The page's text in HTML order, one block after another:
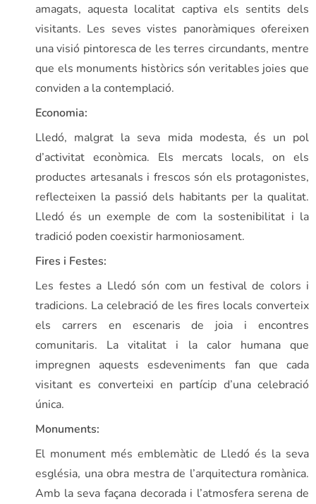
amagats, aquesta localitat captiva els sentits dels
visitants. Les seves vistes panoràmiques ofereixen
una visió pintoresca de les terres circundants, mentre
que els monuments històrics són veritables joies que
conviden a la contemplació.
Economia:
Lledó, malgrat la seva mida modesta, és un pol
d’activitat econòmica. Els mercats locals, on els
productes artesanals i frescos són els protagonistes,
reflecteixen la passió dels habitants per la qualitat.
Lledó és un exemple de com la sostenibilitat i la
tradició poden coexistir harmoniosament.
Fires i Festes:
Les festes a Lledó són com un festival de colors i
tradicions. La celebració de les fires locals converteix
els carrers en escenaris de joia i encontres
comunitaris. La vitalitat i la calor humana que
impregnen aquests esdeveniments fan que cada
visitant es converteixi en partícip d’una celebració
única.
Monuments:
El monument més emblemàtic de Lledó és la seva
església, una obra mestra de l’arquitectura romànica.
Amb la seva façana decorada i l’atmosfera serena de